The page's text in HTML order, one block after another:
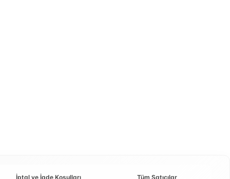
İptal ve İade Koşulları Tüm Satıcılar